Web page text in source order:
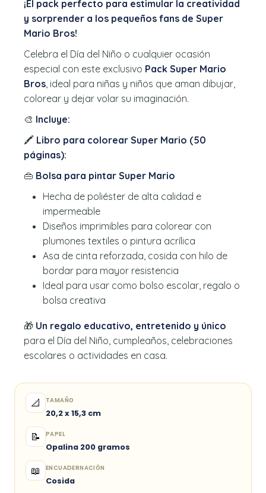
¡El pack perfecto para estimular la creatividad
y sorprender a los pequeños fans de Super
Mario Bros!
Celebra el Día del Niño o cualquier ocasión
especial con este exclusivo Pack Super Mario
Bros , ideal para niñas y niños que aman dibujar,
colorear y dejar volar su imaginación.
🎨 Incluye:
🖍️ Libro para colorear Super Mario (50
páginas):
👜 Bolsa para pintar Super Mario
Hecha de poliéster de alta calidad e
impermeable
Diseños imprimibles para colorear con
plumones textiles o pintura acrílica
Asa de cinta reforzada, cosida con hilo de
bordar para mayor resistencia
Ideal para usar como bolso escolar, regalo o
bolsa creativa
🎁 Un regalo educativo, entretenido y único
para el Día del Niño, cumpleaños, celebraciones
escolares o actividades en casa.
📐 TAMAÑO
20,2 x 15,3 cm
📝 PAPEL
Opalina 200 gramos
📖 ENCUADERNACIÓN
Cosida